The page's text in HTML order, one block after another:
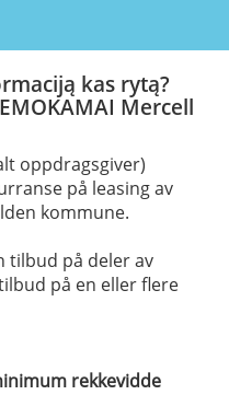
kas rytą?
Mercell
oppdragsgiver)
på leasing av
kommune.
tilbud på deler av
på en eller flere
rekkevidde